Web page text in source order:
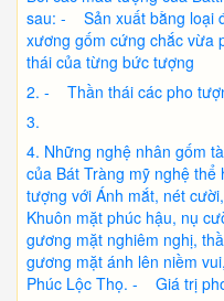
sau: - Sản xuất bằng loại
xương gốm cứng chắc vừa
thái của từng bức tượng
- Thần thái các pho
Những nghệ nhân gốm
của Bát Tràng mỹ nghệ
tượng với Ánh mắt, nét
Khuôn mặt phúc hậu, nụ
gương mặt nghiêm nghị,
gương mặt ánh lên niềm
Phúc Lộc Thọ. - Giá trị